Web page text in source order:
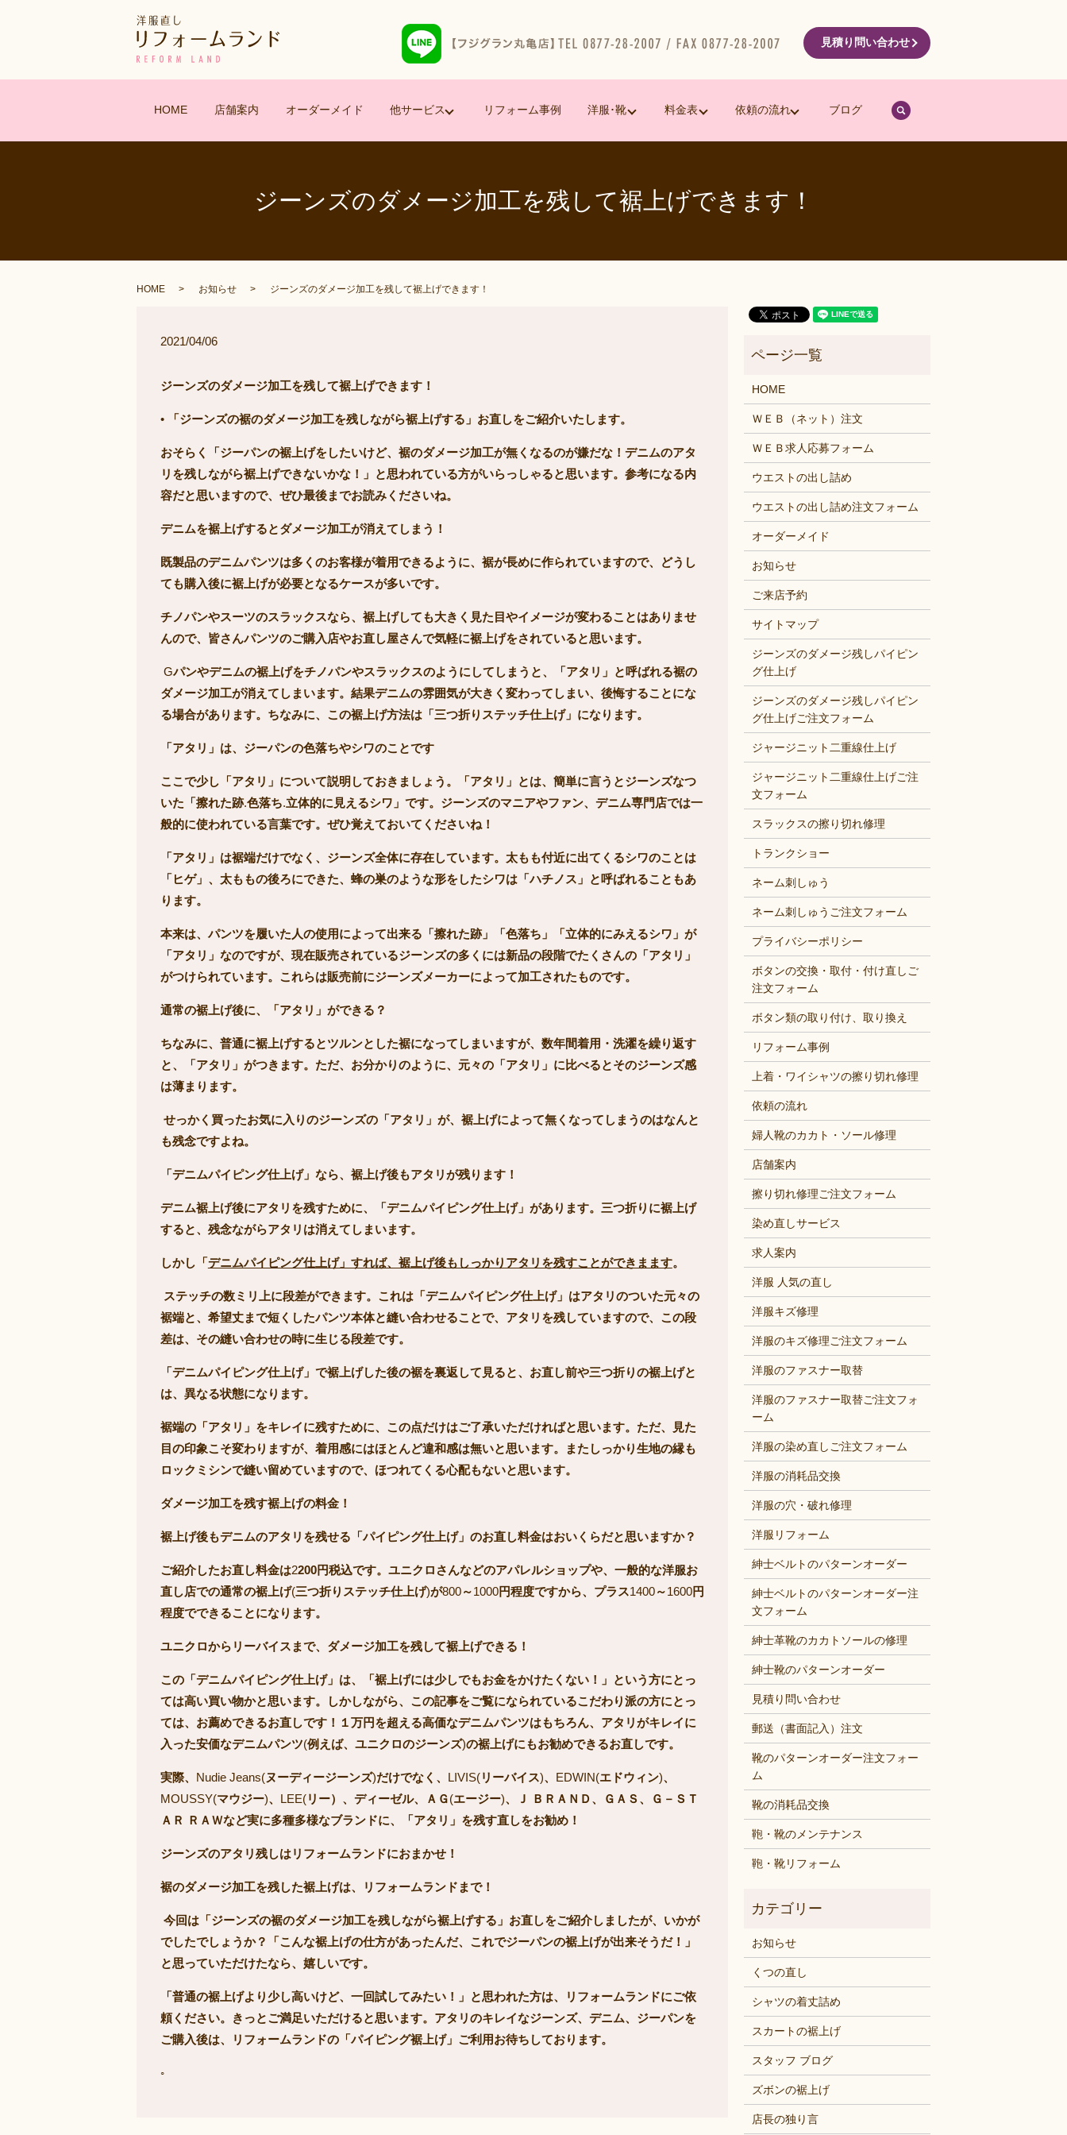
見積り問い合わせ
HOME 店舗案内 オーダーメイド 他サービス リフォーム事例 洋服･靴 料金表 依頼の流れ ブログ
ジーンズのダメージ加工を残して裾上げできます！
HOME お知らせ ジーンズのダメージ加工を残して裾上げできます！
2021/04/06
ジーンズのダメージ加工を残して裾上げできます！
• 「ジーンズの裾のダメージ加工を残しながら裾上げする」お直しをご紹介いたします。
おそらく「ジーパンの裾上げをしたいけど、裾のダメージ加工が無くなるのが嫌だな！デニムのアタ
リを残しながら裾上げできないかな！」と思われている方がいらっしゃると思います。参考になる内
容だと思いますので、ぜひ最後までお読みくださいね。
デニムを裾上げするとダメージ加工が消えてしまう！
既製品のデニムパンツは多くのお客様が着用できるように、裾が長めに作られていますので、どうし
ても購入後に裾上げが必要となるケースが多いです。
チノパンやスーツのスラックスなら、裾上げしても大きく見た目やイメージが変わることはありませ
んので、皆さんパンツのご購入店やお直し屋さんで気軽に裾上げをされていると思います。
Gパンやデニムの裾上げをチノパンやスラックスのようにしてしまうと、「アタリ」と呼ばれる裾の
ダメージ加工が消えてしまいます。結果デニムの雰囲気が大きく変わってしまい、後悔することにな
る場合があります。ちなみに、この裾上げ方法は「三つ折りステッチ仕上げ」になります。
「アタリ」は、ジーパンの色落ちやシワのことです
ここで少し「アタリ」について説明しておきましょう。「アタリ」とは、簡単に言うとジーンズなつ
いた「擦れた跡.色落ち.立体的に見えるシワ」です。ジーンズのマニアやファン、デニム専門店では一
般的に使われている言葉です。ぜひ覚えておいてくださいね！
「アタリ」は裾端だけでなく、ジーンズ全体に存在しています。太もも付近に出てくるシワのことは
「ヒゲ」、太ももの後ろにできた、蜂の巣のような形をしたシワは「ハチノス」と呼ばれることもあ
ります。
本来は、パンツを履いた人の使用によって出来る「擦れた跡」「色落ち」「立体的にみえるシワ」が
「アタリ」なのですが、現在販売されているジーンズの多くには新品の段階でたくさんの「アタリ」
がつけられています。これらは販売前にジーンズメーカーによって加工されたものです。
通常の裾上げ後に、「アタリ」ができる？
ちなみに、普通に裾上げするとツルンとした裾になってしまいますが、数年間着用・洗濯を繰り返す
と、「アタリ」がつきます。ただ、お分かりのように、元々の「アタリ」に比べるとそのジーンズ感
は薄まります。
せっかく買ったお気に入りのジーンズの「アタリ」が、裾上げによって無くなってしまうのはなんと
も残念ですよね。
「デニムパイピング仕上げ」なら、裾上げ後もアタリが残ります！
デニム裾上げ後にアタリを残すために、「デニムパイピング仕上げ」があります。三つ折りに裾上げ
すると、残念ながらアタリは消えてしまいます。
しかし「デニムパイピング仕上げ」すれば、裾上げ後もしっかりアタリを残すことができまます。
ステッチの数ミリ上に段差ができます。これは「デニムパイピング仕上げ」はアタリのついた元々の
裾端と、希望丈まで短くしたパンツ本体と縫い合わせることで、アタリを残していますので、この段
差は、その縫い合わせの時に生じる段差です。
「デニムパイピング仕上げ」で裾上げした後の裾を裏返して見ると、お直し前や三つ折りの裾上げと
は、異なる状態になります。
裾端の「アタリ」をキレイに残すために、この点だけはご了承いただければと思います。ただ、見た
目の印象こそ変わりますが、着用感にはほとんど違和感は無いと思います。またしっかり生地の縁も
ロックミシンで縫い留めていますので、ほつれてくる心配もないと思います。
ダメージ加工を残す裾上げの料金！
裾上げ後もデニムのアタリを残せる「パイピング仕上げ」のお直し料金はおいくらだと思いますか？
ご紹介したお直し料金は2200円税込です。ユニクロさんなどのアパレルショップや、一般的な洋服お
直し店での通常の裾上げ(三つ折りステッチ仕上げ)が800～1000円程度ですから、プラス1400～1600円
程度でできることになります。
ユニクロからリーバイスまで、ダメージ加工を残して裾上げできる！
この「デニムパイピング仕上げ」は、「裾上げには少しでもお金をかけたくない！」という方にとっ
ては高い買い物かと思います。しかしながら、この記事をご覧になられているこだわり派の方にとっ
ては、お薦めできるお直しです！１万円を超える高価なデニムパンツはもちろん、アタリがキレイに
入った安価なデニムパンツ(例えば、ユニクロのジーンズ)の裾上げにもお勧めできるお直しです。
実際、 Nudie Jeans(ヌーディージーンズ)だけでなく、 LIVIS(リーバイス)、 EDWIN(エドウィン)、
MOUSSY(マウジー)、 LEE(リー）、ディーゼル、ＡＧ(エージー)、Ｊ
ＢＲＡＮＤ、ＧＡＳ、Ｇ－ＳＴ
ＡＲ ＲＡＷなど実に多種多様なブランドに、「アタリ」を残す直しをお勧め！
ジーンズのアタリ残しはリフォームランドにおまかせ！
裾のダメージ加工を残した裾上げは、リフォームランドまで！
今回は「ジーンズの裾のダメージ加工を残しながら裾上げする」お直しをご紹介しましたが、いかが
でしたでしょうか？「こんな裾上げの仕方があったんだ、これでジーパンの裾上げが出来そうだ！」
と思っていただけたなら、嬉しいです。
「普通の裾上げより少し高いけど、一回試してみたい！」と思われた方は、リフォームランドにご依
頼ください。きっとご満足いただけると思います。アタリのキレイなジーンズ、デニム、ジーパンを
ご購入後は、リフォームランドの「パイピング裾上げ」ご利用お待ちしております。
◦
HOME
ＷＥＢ（ネット）注文
ＷＥＢ求人応募フォーム
ウエストの出し詰め
ウエストの出し詰め注文フォーム
オーダーメイド
お知らせ
ご来店予約
サイトマップ
ジーンズのダメージ残しパイピン
グ仕上げ
ジーンズのダメージ残しパイピン
グ仕上げご注文フォーム
ジャージニット二重線仕上げ
ジャージニット二重線仕上げご注
文フォーム
スラックスの擦り切れ修理
トランクショー
ネーム刺しゅう
ネーム刺しゅうご注文フォーム
プライバシーポリシー
ボタンの交換・取付・付け直しご
注文フォーム
ボタン類の取り付け、取り換え
リフォーム事例
上着・ワイシャツの擦り切れ修理
依頼の流れ
婦人靴のカカト・ソール修理
店舗案内
擦り切れ修理ご注文フォーム
染め直しサービス
求人案内
洋服 人気の直し
洋服キズ修理
洋服のキズ修理ご注文フォーム
洋服のファスナー取替
洋服のファスナー取替ご注文フォ
ーム
洋服の染め直しご注文フォーム
洋服の消耗品交換
洋服の穴・破れ修理
洋服リフォーム
紳士ベルトのパターンオーダー
紳士ベルトのパターンオーダー注
文フォーム
紳士革靴のカカトソールの修理
紳士靴のパターンオーダー
見積り問い合わせ
郵送（書面記入）注文
靴のパターンオーダー注文フォー
ム
靴の消耗品交換
鞄・靴のメンテナンス
鞄・靴リフォーム
お知らせ
くつの直し
シャツの着丈詰め
スカートの裾上げ
スタッフ ブログ
ズボンの裾上げ
店長の独り言